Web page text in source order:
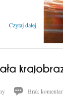
Czytaj dalej
Brak